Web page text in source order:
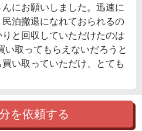
にお願いしました。迅速に
泊撤退になれておられるの
と回収していただけたのは
い取ってもらえないだろうと
い取っていただけ、とても
を依頼する